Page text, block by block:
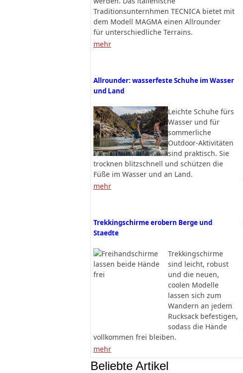
Traditionsunternhmen TECNICA bietet mit
dem Modell MAGMA einen Allrounder
für unterschiedliche Terrains. ​
mehr
Allrounder: wasserfeste Schuhe im Wasser
und Land
Leichte Schuhe fürs
Wasser und für
sommerliche
Outdoor-Aktivitäten
sind praktisch. Sie
trocknen blitzschnell und schützen die
Füße im Wasser und an Land.
mehr
Trekkingschirme erobern Berge und
Staedte
Trekkingschirme
sind leicht, robust
und die neuen,
coolen Modelle
lassen sich zum
Wandern an jedem
Rucksack befestigen,
sodass die Hände
vollkommen frei bleiben.
mehr
Beliebte Artikel